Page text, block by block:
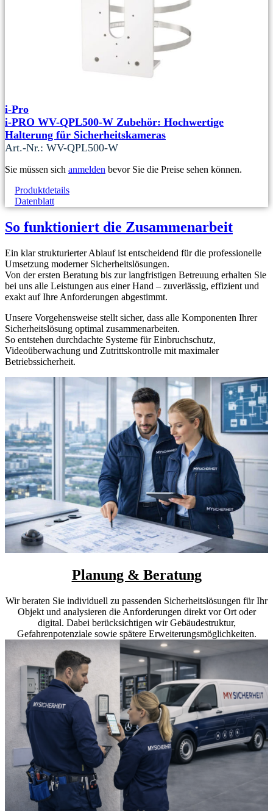
i-Pro
i-PRO WV-QPL500-W Zubehör: Hochwertige
Halterung für Sicherheitskameras
Art.-Nr.: WV-QPL500-W
Sie müssen sich anmelden bevor Sie die Preise sehen können.
Produktdetails
Datenblatt
So funktioniert die Zusammenarbeit
Ein klar strukturierter Ablauf ist entscheidend für die professionelle
Umsetzung moderner Sicherheitslösungen.
Von der ersten Beratung bis zur langfristigen Betreuung erhalten Sie
bei uns alle Leistungen aus einer Hand – zuverlässig, effizient und
exakt auf Ihre Anforderungen abgestimmt.
Unsere Vorgehensweise stellt sicher, dass alle Komponenten Ihrer
Sicherheitslösung optimal zusammenarbeiten.
So entstehen durchdachte Systeme für Einbruchschutz,
Videoüberwachung und Zutrittskontrolle mit maximaler
Betriebssicherheit.
Planung & Beratung
Wir beraten Sie individuell zu passenden Sicherheitslösungen für Ihr
Objekt und analysieren die Anforderungen direkt vor Ort oder
digital. Dabei berücksichtigen wir Gebäudestruktur,
Gefahrenpotenziale sowie spätere Erweiterungsmöglichkeiten.